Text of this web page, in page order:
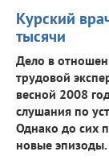
Курский
тысячи
Дело в
трудовой
весной 2008
слушания по
Однако до сих
новые эпизоды.